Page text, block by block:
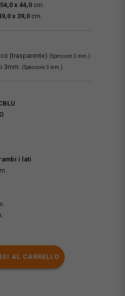
54,0 x 44,0 cm.
x 39,0 cm.
(trasparente) (Spessore 2 mm.)
3mm. (Spessore 3 mm.)
i lati
AL CARRELLO